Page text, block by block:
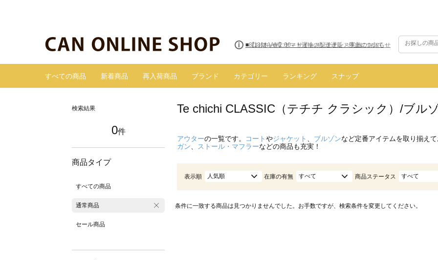
■8/13(木)AM2:00～サイトメンテナンス実施のお知らせ
すべての商品 新着商品 再入荷商品 ブランド カテゴリー ランキング スナップ
検索結果
0件
商品タイプ
すべての商品
通常商品
セール商品
Te chichi CLASSIC（テチチ クラシック）/ブル
アウターの一覧です。 コートやジャケット ブルゾンなど定番アイテムを取り揃え
ガン
ストール・マフラーなどの商品も充実！
表示順 人気順 在庫の有無 すべて 商品ステータス すべて
条件に一致する商品は見つかりませんでした。お手数ですが、検索条件を変更してください。